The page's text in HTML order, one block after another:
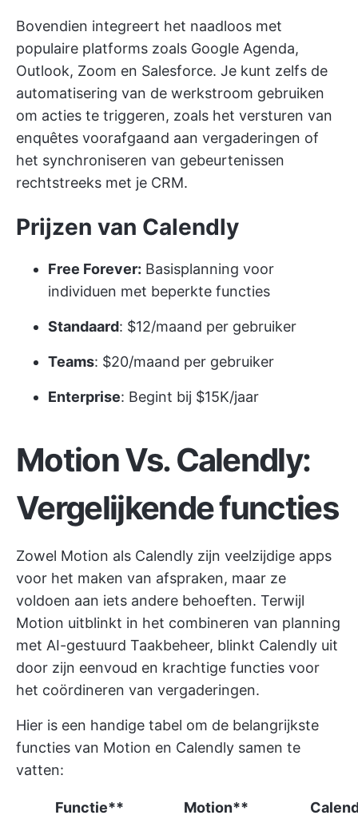
Bovendien integreert het naadloos met
populaire platforms zoals Google Agenda,
Outlook, Zoom en Salesforce. Je kunt zelfs de
automatisering van de werkstroom gebruiken
om acties te triggeren, zoals het versturen van
enquêtes voorafgaand aan vergaderingen of
het synchroniseren van gebeurtenissen
rechtstreeks met je CRM.
Prijzen van Calendly
Free Forever: Basisplanning voor
individuen met beperkte functies
Standaard: $12/maand per gebruiker
Teams: $20/maand per gebruiker
Enterprise: Begint bij $15K/jaar
Motion Vs. Calendly:
Vergelijkende functies
Zowel Motion als Calendly zijn veelzijdige apps
voor het maken van afspraken, maar ze
voldoen aan iets andere behoeften. Terwijl
Motion uitblinkt in het combineren van planning
met AI-gestuurd Taakbeheer, blinkt Calendly uit
door zijn eenvoud en krachtige functies voor
het coördineren van vergaderingen.
Hier is een handige tabel om de belangrijkste
functies van Motion en Calendly samen te
vatten:
Functie** Motion**